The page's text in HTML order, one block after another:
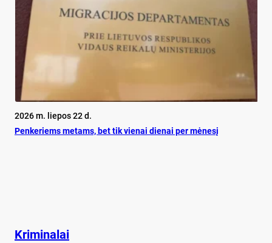
2026 m. liepos 22 d.
Pen­ke­riems me­tams, bet tik vie­nai die­nai per mė­ne­sį
Kriminalai